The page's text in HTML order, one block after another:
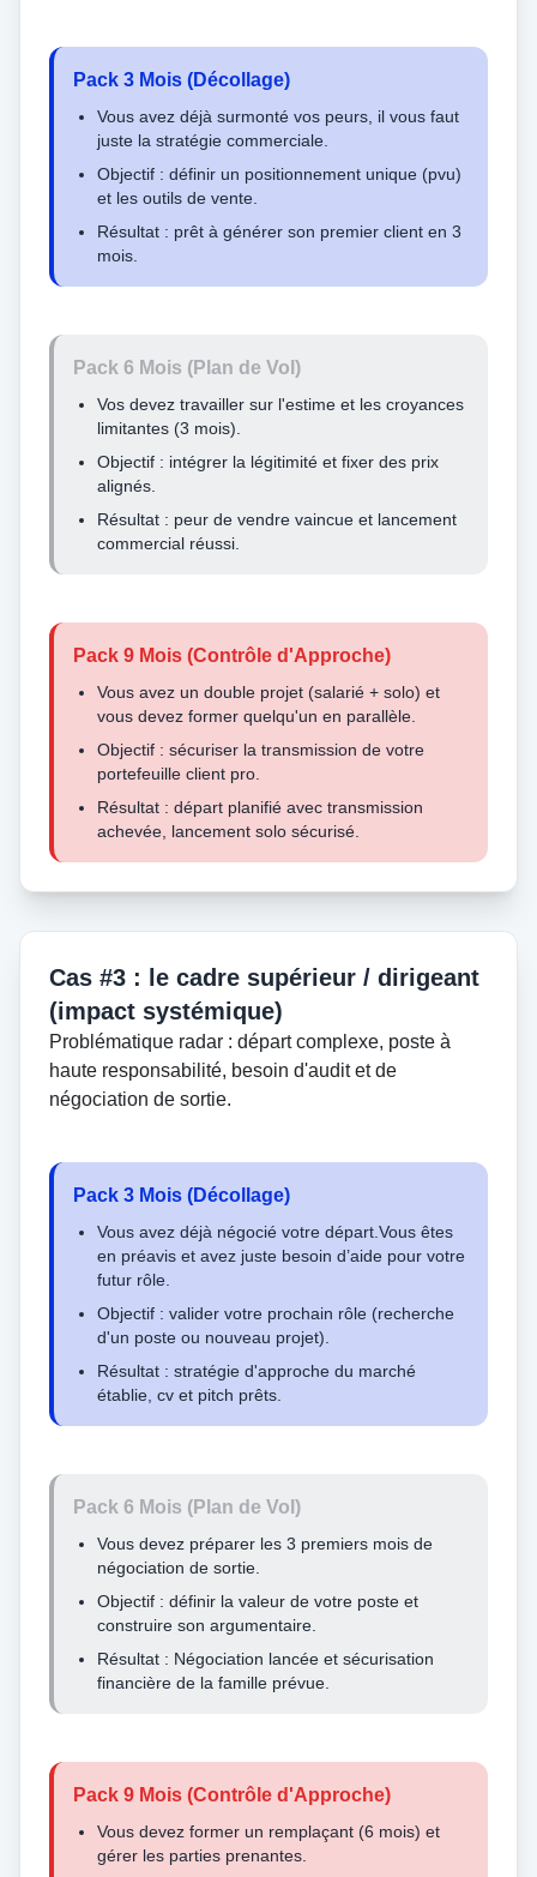
Pack 3 Mois (Décollage)
Vous avez déjà surmonté vos peurs, il vous faut
juste la stratégie commerciale.
Objectif : définir un positionnement unique (pvu)
et les outils de vente.
Résultat : prêt à générer son premier client en 3
mois.
Pack 6 Mois (Plan de Vol)
Vos devez travailler sur l'estime et les croyances
limitantes (3 mois).
Objectif : intégrer la légitimité et fixer des prix
alignés.
Résultat : peur de vendre vaincue et lancement
commercial réussi.
Pack 9 Mois (Contrôle d'Approche)
Vous avez un double projet (salarié + solo) et
vous devez former quelqu'un en parallèle.
Objectif : sécuriser la transmission de votre
portefeuille client pro.
Résultat : départ planifié avec transmission
achevée, lancement solo sécurisé.
Cas #3 : le cadre supérieur / dirigeant
(impact systémique)
Problématique radar : départ complexe, poste à
haute responsabilité, besoin d'audit et de
négociation de sortie.
Pack 3 Mois (Décollage)
Vous avez déjà négocié votre départ.Vous êtes
en préavis et avez juste besoin d’aide pour votre
futur rôle.
Objectif : valider votre prochain rôle (recherche
d'un poste ou nouveau projet).
Résultat : stratégie d'approche du marché
établie, cv et pitch prêts.
Pack 6 Mois (Plan de Vol)
Vous devez préparer les 3 premiers mois de
négociation de sortie.
Objectif : définir la valeur de votre poste et
construire son argumentaire.
Résultat : Négociation lancée et sécurisation
financière de la famille prévue.
Pack 9 Mois (Contrôle d'Approche)
Vous devez former un remplaçant (6 mois) et
gérer les parties prenantes.